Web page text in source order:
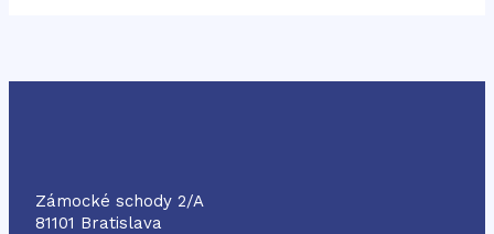
NIHO
Zámocké schody 2/A
81101 Bratislava